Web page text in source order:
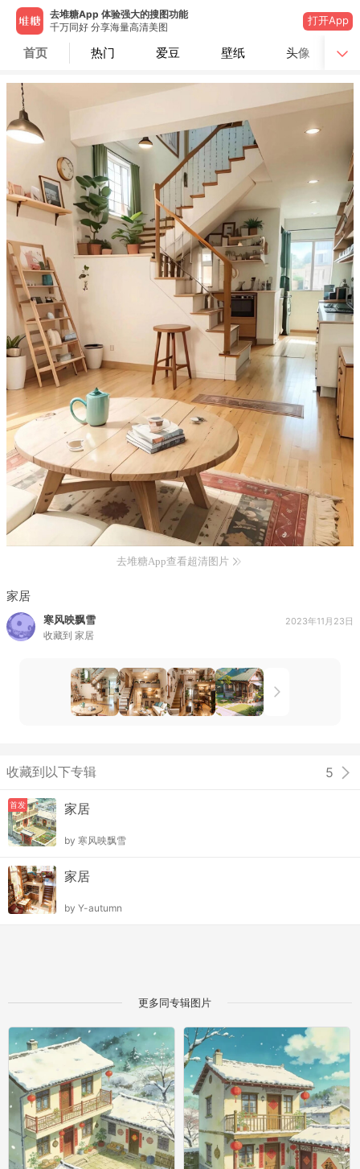
去堆糖App 体验强大的搜图功能
千万同好 分享海量高清美图
打开App
首页 热门 爱豆 壁纸 头像
去堆糖App查看超清图片
家居
寒风映飘雪
收藏到 家居
2023年11月23日
收藏到以下专辑 5
首发 家居
by 寒风映飘雪
家居
by Y-autumn
更多同专辑图片